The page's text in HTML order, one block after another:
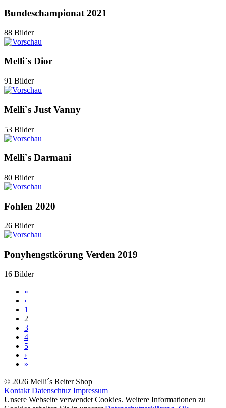
Bundeschampionat 2021
88 Bilder
Melli`s Dior
91 Bilder
Melli`s Just Vanny
53 Bilder
Melli`s Darmani
80 Bilder
Fohlen 2020
26 Bilder
Ponyhengstkörung Verden 2019
16 Bilder
«
‹
1
2
3
4
5
›
»
© 2026 Melli´s Reiter Shop
Kontakt Datenschtuz Impressum
Unsere Webseite verwendet Cookies. Weitere Informationen zu